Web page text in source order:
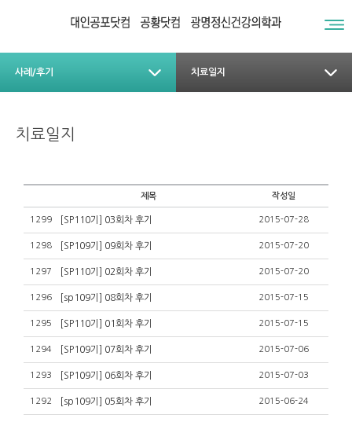
사례/후기 치료일지
치료일지
제목 작성일
1299 [SP110기] 03회차 후기 2015-07-28
1298 [SP109기] 09회차 후기 2015-07-20
1297 [SP110기] 02회차 후기 2015-07-20
1296 [sp109기] 08회차 후기 2015-07-15
1295 [SP110기] 01회차 후기 2015-07-15
1294 [SP109기] 07회차 후기 2015-07-06
1293 [SP109기] 06회차 후기 2015-07-03
1292 [sp109기] 05회차 후기 2015-06-24